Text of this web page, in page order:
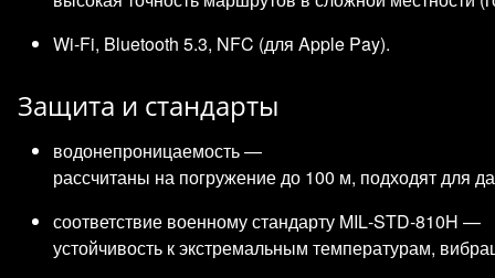
Wi‑Fi, Bluetooth 5.3, NFC (для Apple Pay).
Защита и стандарты
водонепроницаемость —
рассчитаны на погружение до 100 м, подходят для
соответствие военному стандарту MIL‑STD‑810H —
устойчивость к экстремальным температурам,